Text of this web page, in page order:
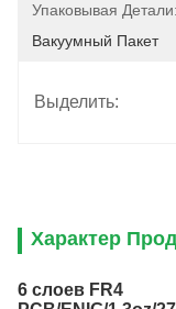
Упаковывая Детали:
Вакуумный Пакет
Выделить:
Характер
6 слоев FR4